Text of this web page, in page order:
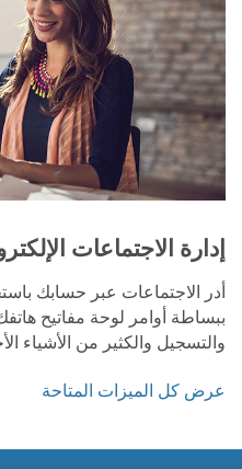
إدارة الاجتماعات
أدر الاجتماعات عبر حسابك
ببساطة أوامر لوحة مفاتيح
والتسجيل والكثير من الأشياء
عرض كل الميزات المتاحة